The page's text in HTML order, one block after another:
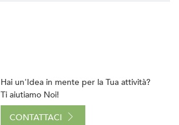
Hai un'Idea in mente per la Tua attività?
Ti aiutiamo Noi!
CONTATTACI